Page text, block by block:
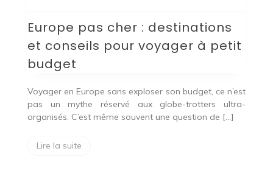
Europe pas cher : destinations
et conseils pour voyager à petit
budget
Voyager en Europe sans exploser son budget, ce n’est
pas un mythe réservé aux globe-trotters ultra-
organisés. C’est même souvent une question de […]
Lire la suite